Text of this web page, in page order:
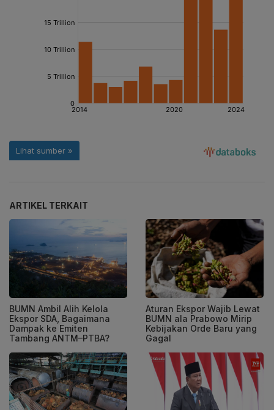
ARTIKEL TERKAIT
BUMN Ambil Alih Kelola
Ekspor SDA, Bagaimana
Dampak ke Emiten
Tambang ANTM–PTBA?
Aturan Ekspor Wajib Lewat
BUMN ala Prabowo Mirip
Kebijakan Orde Baru yang
Gagal